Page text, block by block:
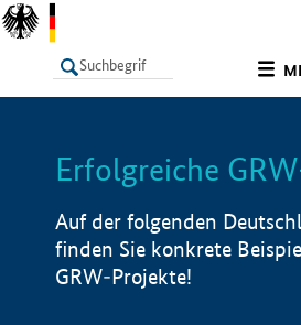
LISTE
Erfolgreiche
Auf der folgenden
finden Sie konkrete
GRW-Projekte!